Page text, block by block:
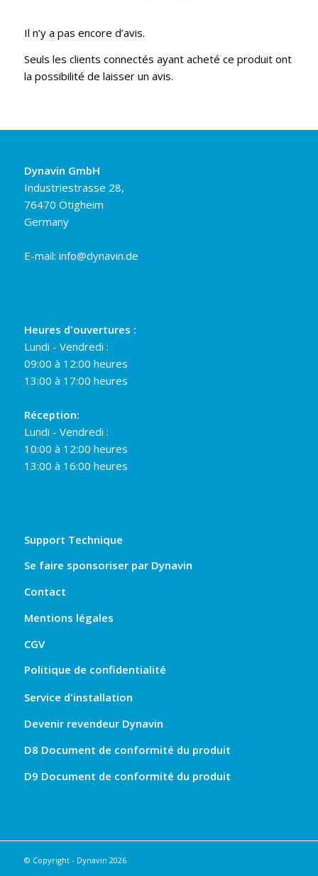
Il n’y a pas encore d’avis.
Seuls les clients connectés ayant acheté ce produit ont
la possibilité de laisser un avis.
Dynavin GmbH
Industriestrasse 28,
76470 Ötigheim
Germany
E-mail: info@dynavin.de
Heures d'ouvertures :
Lundi - Vendredi :
09:00 à 12:00 heures
13:00 à 17:00 heures
Réception:
Lundi - Vendredi :
10:00 à 12:00 heures
13:00 à 16:00 heures
Support Technique
Se faire sponsoriser par Dynavin
Contact
Mentions légales
CGV
Politique de confidentialité
Service d'installation
Devenir revendeur Dynavin
D8 Document de conformité du produit
D9 Document de conformité du produit
© Copyright - Dynavin 2026